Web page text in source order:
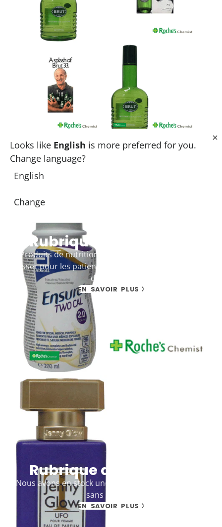
Galerie
Rubrique de la galerie
Produits de nutrition pour adultes avec tétines à
visser pour les patients souffrant de problèmes de
déglutition
EN SAVOIR PLUS
Rubrique de la galerie
Nous avons en stock une large gamme de parfums
sans marque
EN SAVOIR PLUS
Looks like English is more preferred for you.
Change language?
English
Change